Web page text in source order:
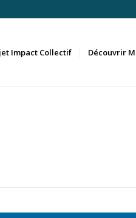
Impact Collectif Découvrir